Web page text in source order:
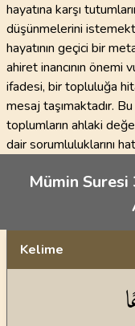
hayatına karşı
düşünmelerini
hayatının geçici bir
ahiret inancının
ifadesi, bir topluluğa
mesaj taşımaktadır.
toplumların ahlaki
dair sorumluluklarını
Mümin
Kelime